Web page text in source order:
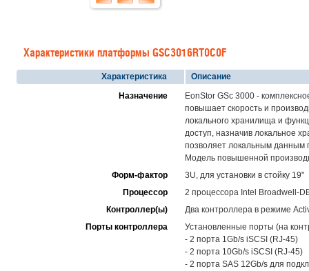
Характеристики платформы GSC3016RT0C0F
Характеристика
Описание
Назначение
EonStor GSc 3000 -
повышает скорость и
локального хранилища и
доступ, назначив локальное
позволяет локальным данным
Модель повышенной
Форм-фактор
3U, для установки в стойку 19"
Процессор
2 процессора Intel Broadwell-
Контроллер(ы)
Два контроллера в режиме
Порты контроллера
Установленные порты (на
- 2 порта 1Gb/s iSCSI (RJ-45)
- 2 порта 10Gb/s iSCSI (RJ-45)
- 2 порта SAS 12Gb/s для